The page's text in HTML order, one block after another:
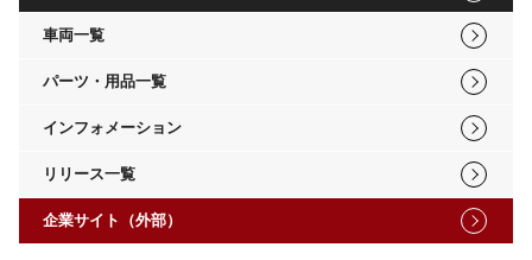
車両一覧
パーツ・用品一覧
インフォメーション
リリース一覧
企業サイト（外部）